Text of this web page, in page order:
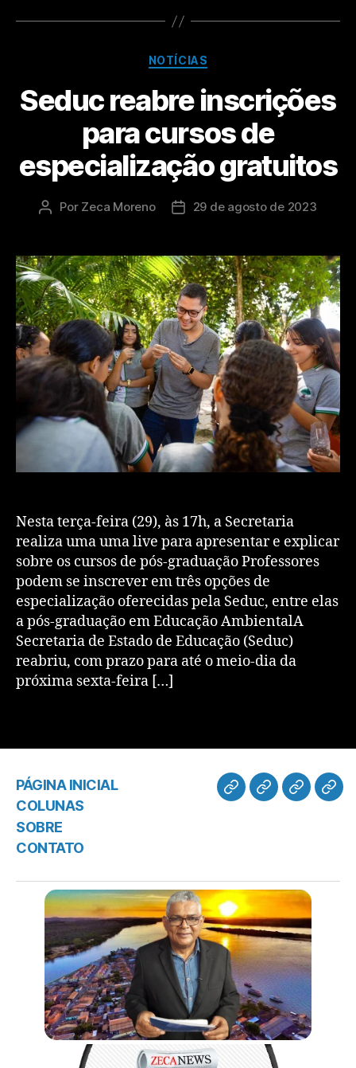
NOTÍCIAS
Seduc reabre inscrições
para cursos de
especialização gratuitos
Por Zeca Moreno 29 de agosto de 2023
Nesta terça-feira (29), às 17h, a Secretaria
realiza uma uma live para apresentar e explicar
sobre os cursos de pós-graduação Professores
podem se inscrever em três opções de
especialização oferecidas pela Seduc, entre elas
a pós-graduação em Educação AmbientalA
Secretaria de Estado de Educação (Seduc)
reabriu, com prazo para até o meio-dia da
próxima sexta-feira […]
PÁGINA INICIAL
COLUNAS
SOBRE
CONTATO